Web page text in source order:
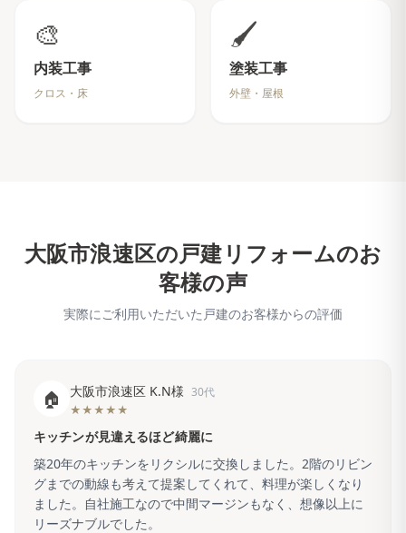
🎨
内装工事
クロス・床
🖌️
塗装工事
外壁・屋根
大阪市浪速区の戸建リフォームのお
客様の声
実際にご利用いただいた戸建のお客様からの評価
🏠 大阪市浪速区 K.N様 30代
★★★★★
キッチンが見違えるほど綺麗に
築20年のキッチンをリクシルに交換しました。2階のリビン
グまでの動線も考えて提案してくれて、料理が楽しくなり
ました。自社施工なので中間マージンもなく、想像以上に
リーズナブルでした。